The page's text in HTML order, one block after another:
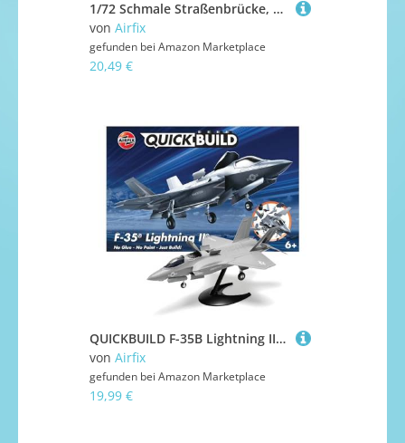
1/72 Schmale Straßenbrücke, zerstört
von Airfix
gefunden bei Amazon Marketplace
20,49 €
QUICKBUILD F-35B Lightning II Modellbausatz
von Airfix
gefunden bei Amazon Marketplace
19,99 €